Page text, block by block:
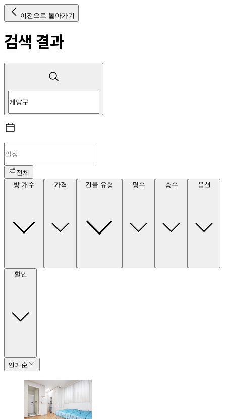
이전으로 돌아가기
검색 결과
전체
방 개수
가격 건물 유형 평수 층수 옵션
할인
인기순